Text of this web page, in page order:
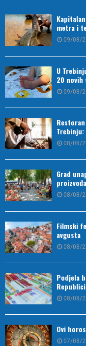
metra i
09/08/
U
20 novih
09/08/
08/08/
Grad
08/08/
Filmski
avgusta
08/08/
Podjela
08/08/
Ovi
07/08/